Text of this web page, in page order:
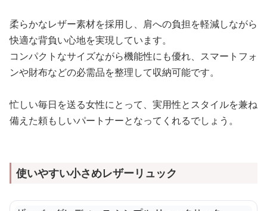
柔らかなレザー素材を採用し、肩への負担を軽減しながら
快適な背負い心地を実現しています。
コンパクトなサイズながら機能性にも優れ、スマートフォ
ンや財布などの必需品を整理して収納可能です。
忙しい毎日を送る女性にとって、実用性とスタイルを兼ね
備えた頼もしいパートナーとなってくれるでしょう。
使いやすい小さめレザーリュック